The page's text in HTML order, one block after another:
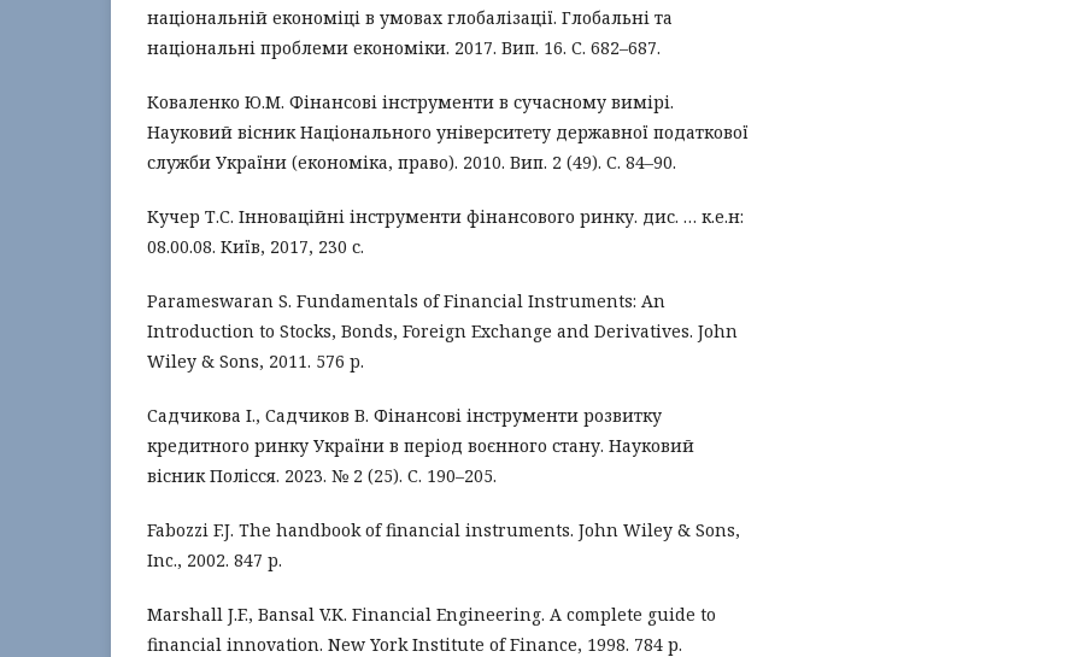
національній економіці в умовах глобалізації. Глобальні та
національні проблеми економіки. 2017. Вип. 16. С. 682–687.
Коваленко Ю.М. Фінансові інструменти в сучасному вимірі.
Науковий вісник Національного університету державної податкової
служби України (економіка, право). 2010. Вип. 2 (49). С. 84–90.
Кучер Т.С. Інноваційні інструменти фінансового ринку. дис. … к.е.н:
08.00.08. Київ, 2017, 230 с.
Parameswaran S. Fundamentals of Financial Instruments: An
Introduction to Stocks, Bonds, Foreign Exchange and Derivatives. John
Wiley & Sons, 2011. 576 p.
Садчикова І., Садчиков В. Фінансові інструменти розвитку
кредитного ринку України в період воєнного стану. Науковий
вісник Полісся. 2023. № 2 (25). С. 190–205.
Fabozzi F.J. The handbook of financial instruments. John Wiley & Sons,
Inc., 2002. 847 p.
Marshall J.F., Bansal V.K. Financial Engineering. A complete guide to
financial innovation. New York Institute of Finance, 1998. 784 р.